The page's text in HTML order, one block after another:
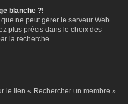
blanche ?!
ne peut gérer le serveur Web.
plus précis dans le choix des
la recherche.
le lien « Rechercher un membre ».